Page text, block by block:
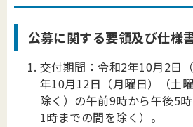
公募に関する要領及び仕様
交付期間：令和2年10月2日
年10月12日（月曜日）（土
除く）の午前9時から午後5
1時までの間を除く）。